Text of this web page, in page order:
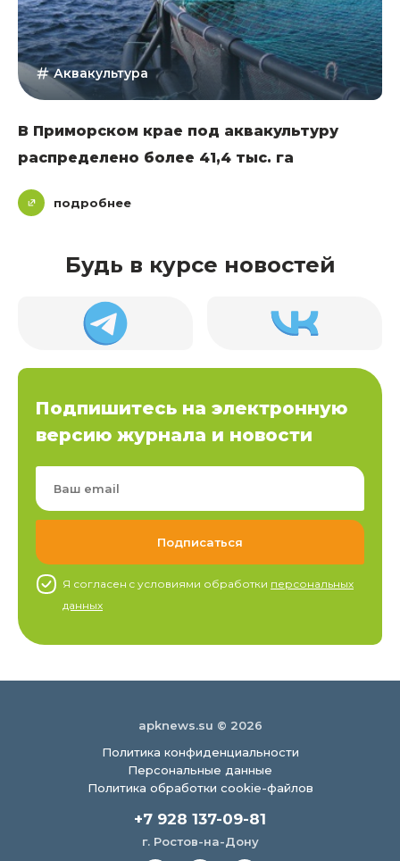
Аквакультура
В Приморском крае под аквакультуру
распределено более 41,4 тыс. га
подробнее
Будь в курсе новостей
Подпишитесь на электронную
версию журнала и новости
Я согласен c условиями обработки персональных
данных
apknews.su © 2026
Политика конфиденциальности
Персональные данные
Политика обработки cookie-файлов
+7 928 137-09-81
г. Ростов-на-Дону